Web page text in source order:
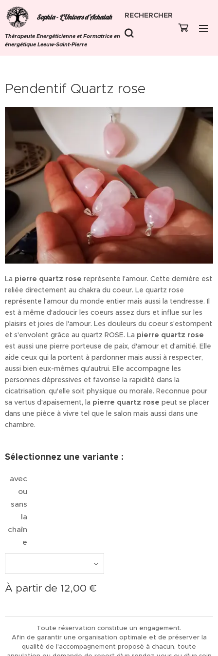
Sophia - L'Univers d'Achaiah
Thérapeute Energéticienne et Formatrice en
énergétique Leeuw-Saint-Pierre
RECHERCHER
Pendentif Quartz rose
La pierre quartz rose représente l'amour. Cette dernière est
reliée directement au chakra du coeur. Le quartz rose
représente l'amour du monde entier mais aussi la tendresse. Il
est à même d'adoucir les coeurs assez durs et influe sur les
plaisirs et joies de l'amour. Les douleurs du coeur s'estompent
et s'envolent grâce au quartz ROSE. La pierre quartz rose
est aussi une pierre porteuse de paix, d'amour et d'amitié. Elle
aide ceux qui la portent à pardonner mais aussi à respecter,
aussi bien eux-mêmes qu'autrui. Elle accompagne les
personnes dépressives et favorise la rapidité dans la
cicatrisation, qu'elle soit physique ou morale. Reconnue pour
sa vertus d'apaisement, la pierre quartz rose peut se placer
dans une pièce à vivre tel que le salon mais aussi dans une
chambre.
Sélectionnez une variante :
avec
ou
sans
la
chaîn
e
À partir de 12,00 €
Toute réservation constitue un engagement.
Afin de garantir une organisation optimale et de préserver la
qualité de l'accompagnement proposé à chacun, toute